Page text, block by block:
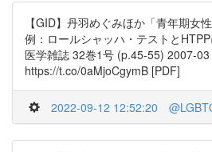
【GID】丹羽めぐみほか「青年期女
例：ロールシャッハ・テストと
医学雑誌 32巻1号 (p.45-55) 2007-
https://t.co/0aMjoCgymB [PDF]
2022-09-12 12:52:20